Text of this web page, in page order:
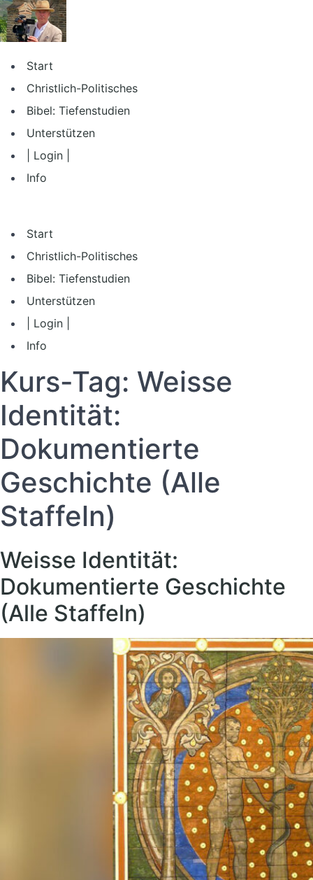
Zum
Inhalt
springen
Start
Christlich-Politisches
Bibel: Tiefenstudien
Unterstützen
| Login |
Info
Start
Christlich-Politisches
Bibel: Tiefenstudien
Unterstützen
| Login |
Info
Kurs-Tag: Weisse
Identität:
Dokumentierte
Geschichte (Alle
Staffeln)
Weisse Identität:
Dokumentierte Geschichte
(Alle Staffeln)